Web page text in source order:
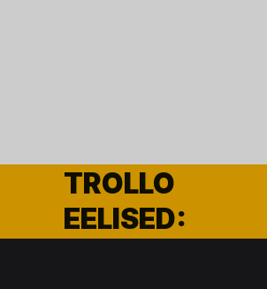
TROLLO
EELISED: